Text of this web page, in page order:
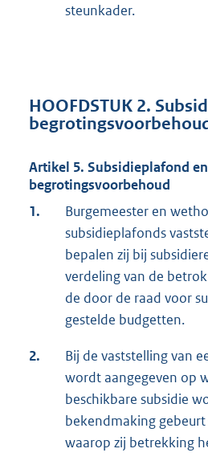
steunkader.
HOOFDSTUK 2.
Artikel 5. Subsidieplafond en
begrotingsvoorbehoud
1.
Burgemeester en
subsidieplafonds
bepalen zij bij
verdeling van de
de door de raad voor
gestelde budgetten.
2.
Bij de vaststelling van
wordt aangegeven op
beschikbare subsidie
bekendmaking
waarop zij betrekking